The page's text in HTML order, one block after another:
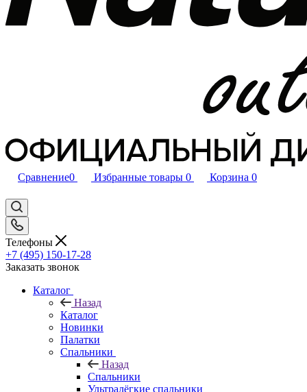
Сравнение0 Избранные товары 0 Корзина 0
Телефоны
+7 (495) 150-17-28
Заказать звонок
Каталог
Назад
Каталог
Новинки
Палатки
Спальники
Назад
Спальники
Ультралёгкие спальники